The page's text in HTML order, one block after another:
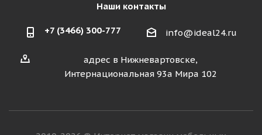
Наши контакты
+7 (3466) 300-777 info@ideal24.ru
адрес в Нижневартовске,
Интернациональная 93а Мира 102